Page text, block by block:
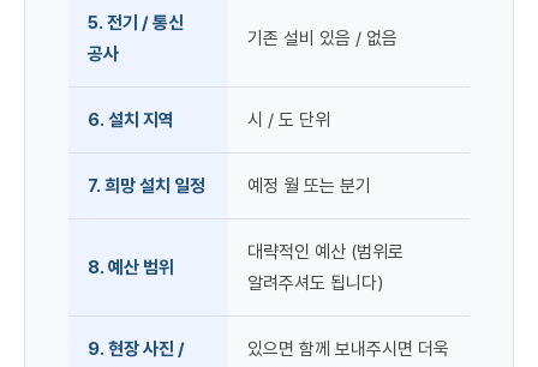
5. 전기 / 통신
공사
기존 설비 있음 / 없음
6. 설치 지역 시 / 도 단위
7. 희망 설치 일정 예정 월 또는 분기
8. 예산 범위
대략적인 예산 (범위로
알려주셔도 됩니다)
9. 현장 사진 /
있으면 함께 보내주시면 더욱